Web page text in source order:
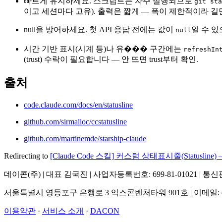
이고 세션마다 고유). 출력은 짧게 — 폭이 제한적이라 길
null을 방어하세요. 첫 API 응답 전에는 값이 null일 수
시간 기반 표시(시계 등)나 유��� 구간에는
(trust) 수락이 필요합니다 — 안 뜨면 trust부터 확인.
출처
code.claude.com/docs/en/statusline
github.com/sirmalloc/ccstatusline
github.com/martinemde/starship-claude
Redirecting to [Claude Code 스킬] 커스텀 상태표시줄
데이콘(주) | 대표 김국진 | 사업자등록번호: 699-81-01021 | 통
서울특별시 영등포구 은행로 3 익스콘벤처타워 901호 | 이메일:
이용약관 · 서비스 소개 · DACON